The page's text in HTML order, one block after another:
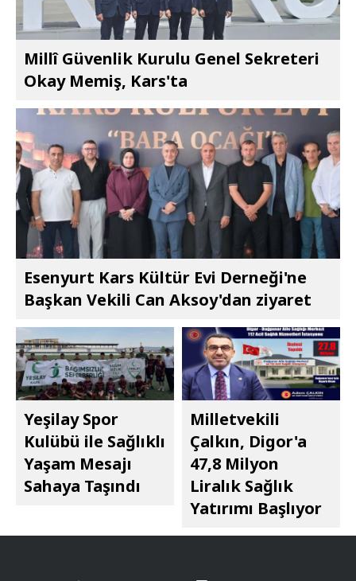
Millî Güvenlik Kurulu Genel Sekreteri
Okay Memiş, Kars'ta
Esenyurt Kars Kültür Evi Derneği'ne
Başkan Vekili Can Aksoy'dan ziyaret
Yeşilay Spor
Kulübü ile Sağlıklı
Yaşam Mesajı
Sahaya Taşındı
Milletvekili
Çalkın, Digor'a
47,8 Milyon
Liralık Sağlık
Yatırımı Başlıyor